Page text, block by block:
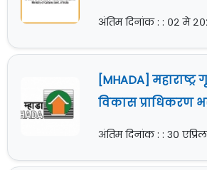
अंतिम दिनांक : : ०२ मे
[MHADA] महाराष्ट्र
विकास प्राधिकरण
अंतिम दिनांक : : ३०